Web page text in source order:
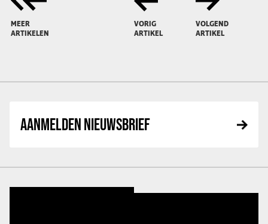
MEER
ARTIKELEN
VORIG
ARTIKEL
VOLGEND
ARTIKEL
AANMELDEN NIEUWSBRIEF